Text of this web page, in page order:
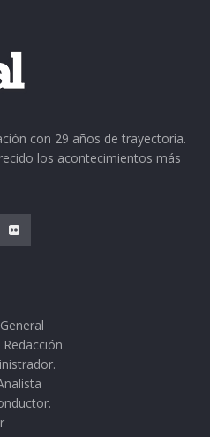
con 29 años de trayectoria.
los acontecimientos más
Redacción